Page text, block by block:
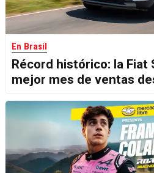
En Brasil
Récord histórico: la Fiat
mejor mes de ventas